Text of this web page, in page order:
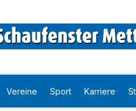
Vereine Sport Karriere